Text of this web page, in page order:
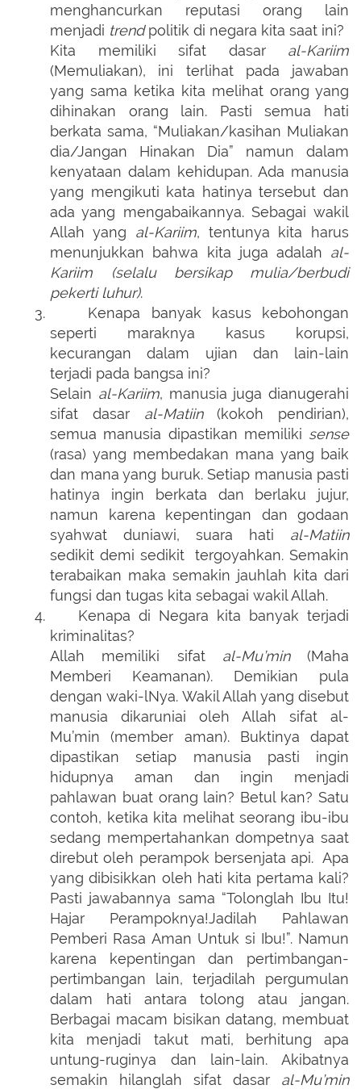
menghancurkan reputasi orang lain
menjadi trendpolitik di negara kita saat ini?
Kita memiliki sifat dasar al-Kariim
(Memuliakan), ini terlihat pada jawaban
yang sama ketika kita melihat orang yang
dihinakan orang lain. Pasti semua hati
berkata sama, “Muliakan/kasihan Muliakan
dia/Jangan Hinakan Dia” namun dalam
kenyataan dalam kehidupan. Ada manusia
yang mengikuti kata hatinya tersebut dan
ada yang mengabaikannya. Sebagai wakil
Allah yang al-Kariim, tentunya kita harus
menunjukkan bahwa kita juga adalah al-
Kariim (selalu bersikap mulia/berbudi
pekerti luhur).
3.
Kenapa banyak kasus kebohongan
seperti maraknya kasus korupsi,
kecurangan dalam ujian dan lain-lain
terjadi pada bangsa ini?
Selain al-Kariim, manusia juga dianugerahi
sifat dasar al-Matiin(kokoh pendirian),
semua manusia dipastikan memiliki sense
(rasa) yang membedakan mana yang baik
dan mana yang buruk. Setiap manusia pasti
hatinya ingin berkata dan berlaku jujur,
namun karena kepentingan dan godaan
syahwat duniawi, suara hati al-Matiin
sedikit demi sedikit tergoyahkan. Semakin
terabaikan maka semakin jauhlah kita dari
fungsi dan tugas kita sebagai wakil Allah.
4.
Kenapa di Negara kita banyak terjadi
kriminalitas?
Allah memiliki sifat al-Mu’min(Maha
Memberi Keamanan). Demikian pula
dengan waki-lNya. Wakil Allah yang disebut
manusia dikaruniai oleh Allah sifat al-
Mu’min (member aman). Buktinya dapat
dipastikan setiap manusia pasti ingin
hidupnya aman dan ingin menjadi
pahlawan buat orang lain? Betul kan? Satu
contoh, ketika kita melihat seorang ibu-ibu
sedang mempertahankan dompetnya saat
direbut oleh perampok bersenjata api. Apa
yang dibisikkan oleh hati kita pertama kali?
Pasti jawabannya sama “Tolonglah Ibu Itu!
Hajar Perampoknya!Jadilah Pahlawan
Pemberi Rasa Aman Untuk si Ibu!”. Namun
karena kepentingan dan pertimbangan-
pertimbangan lain, terjadilah pergumulan
dalam hati antara tolong atau jangan.
Berbagai macam bisikan datang, membuat
kita menjadi takut mati, berhitung apa
untung-ruginya dan lain-lain. Akibatnya
semakin hilanglah sifat dasar al-Mu’min